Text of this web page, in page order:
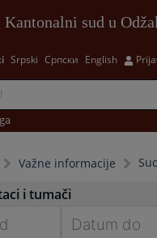
Kantonalni sud u
Srpski Српски English
Važne informacije
i tumači